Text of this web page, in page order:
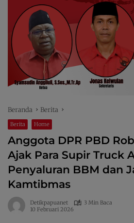
Beranda Berita
Berita Home
Anggota DPR PBD
Ajak Para Supir Truck
Penyaluran BBM dan
Kamtibmas
Detikpapuanet
3 Min Baca
10 Februari 2026